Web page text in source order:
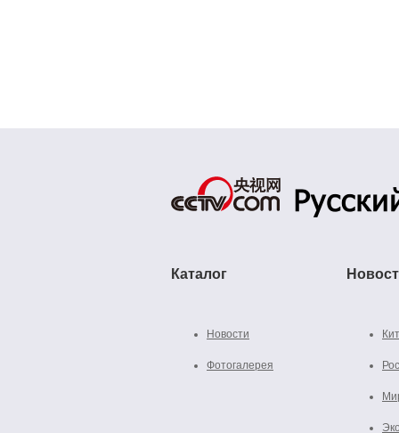
Каталог
Новости
Фотогалерея